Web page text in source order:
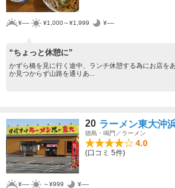
¥---- ¥1,000～¥1,999 ¥----
“ちょっと休憩に”
かずら橋を見に行く途中、ランチ休憩する為にお店を
か見つからず山路を通りあ...
20 ラーメン東大沖
徳島・鳴門／ラーメン
4.0
(口コミ 5件)
¥---- ～¥999 ¥----